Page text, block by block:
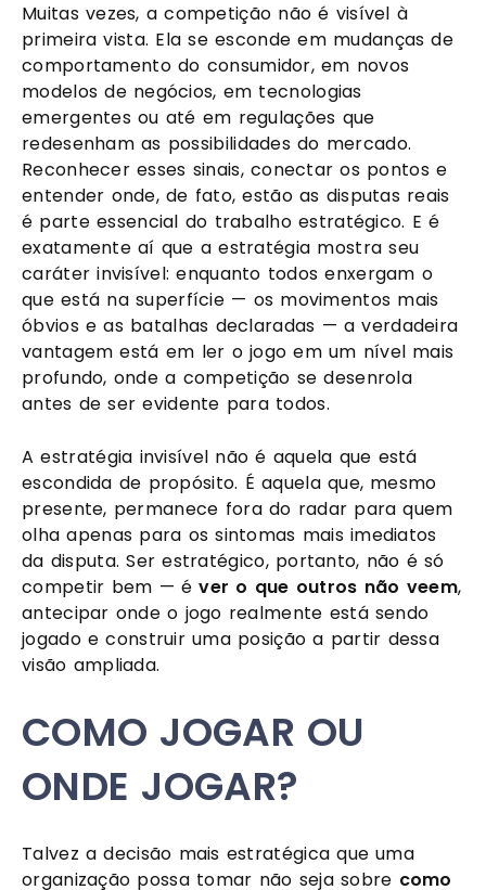
Muitas vezes, a competição não é visível à
primeira vista. Ela se esconde em mudanças de
comportamento do consumidor, em novos
modelos de negócios, em tecnologias
emergentes ou até em regulações que
redesenham as possibilidades do mercado.
Reconhecer esses sinais, conectar os pontos e
entender onde, de fato, estão as disputas reais
é parte essencial do trabalho estratégico. E é
exatamente aí que a estratégia mostra seu
caráter invisível: enquanto todos enxergam o
que está na superfície — os movimentos mais
óbvios e as batalhas declaradas — a verdadeira
vantagem está em ler o jogo em um nível mais
profundo, onde a competição se desenrola
antes de ser evidente para todos.
A estratégia invisível não é aquela que está
escondida de propósito. É aquela que, mesmo
presente, permanece fora do radar para quem
olha apenas para os sintomas mais imediatos
da disputa. Ser estratégico, portanto, não é só
competir bem — éver o que outros não veem,
antecipar onde o jogo realmente está sendo
jogado e construir uma posição a partir dessa
visão ampliada.
COMO JOGAR OU
ONDE JOGAR?
Talvez a decisão mais estratégica que uma
organização possa tomar não seja sobre como